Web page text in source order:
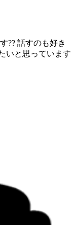
?? 話すのも好き
いと思っています